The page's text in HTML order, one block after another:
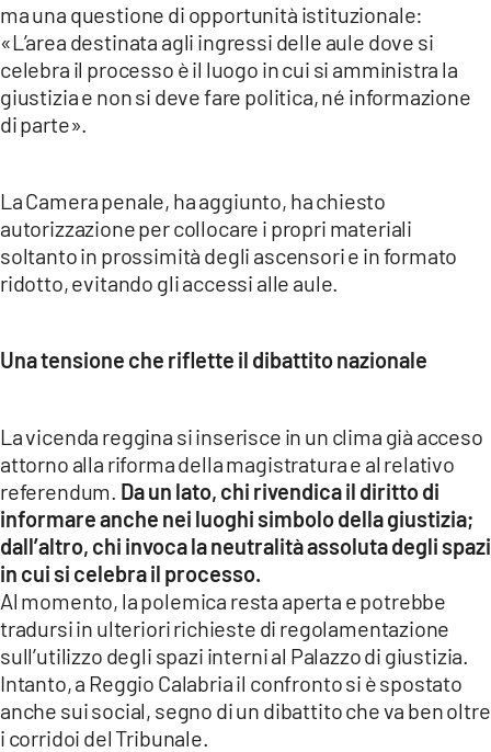
ma una questione di opportunità istituzionale:
«L’area destinata agli ingressi delle aule dove si
celebra il processo è il luogo in cui si amministra la
giustizia e non si deve fare politica, né informazione
di parte».
La Camera penale, ha aggiunto, ha chiesto
autorizzazione per collocare i propri materiali
soltanto in prossimità degli ascensori e in formato
ridotto, evitando gli accessi alle aule.
Una tensione che riflette il dibattito nazionale
La vicenda reggina si inserisce in un clima già acceso
attorno alla riforma della magistratura e al relativo
referendum. Da un lato, chi rivendica il diritto di
informare anche nei luoghi simbolo della giustizia;
dall’altro, chi invoca la neutralità assoluta degli spazi
in cui si celebra il processo.
Al momento, la polemica resta aperta e potrebbe
tradursi in ulteriori richieste di regolamentazione
sull’utilizzo degli spazi interni al Palazzo di giustizia.
Intanto, a Reggio Calabria il confronto si è spostato
anche sui social, segno di un dibattito che va ben oltre
i corridoi del Tribunale.